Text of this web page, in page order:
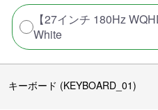
【27インチ 180Hz
White
キーボード (KEYBOARD_01)